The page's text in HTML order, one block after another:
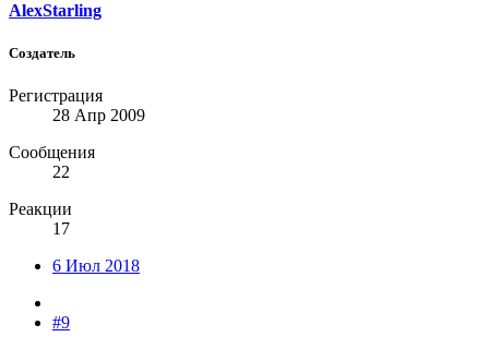
AlexStarling
Создатель
Регистрация
28 Апр 2009
Сообщения
22
Реакции
17
6 Июл 2018
#9